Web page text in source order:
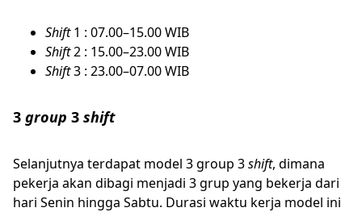
Shift1 : 07.00–15.00 WIB
Shift2 : 15.00–23.00 WIB
Shift3 : 23.00–07.00 WIB
3 group 3 shift
Selanjutnya terdapat model 3 group 3shift, dimana
pekerja akan dibagi menjadi 3 grup yang bekerja dari
hari Senin hingga Sabtu. Durasi waktu kerja model ini